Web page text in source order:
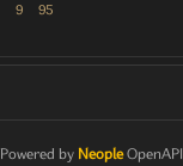
9 95
Powered by NeopleOpenAPI